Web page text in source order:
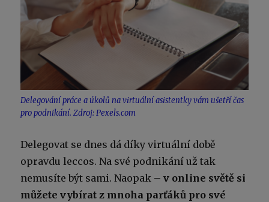
Delegování práce a úkolů na virtuální asistentky vám ušetří čas
pro podnikání. Zdroj: Pexels.com
Delegovat se dnes dá díky virtuální době
opravdu leccos. Na své podnikání už tak
nemusíte být sami. Naopak –v online světě si
můžete vybírat z mnoha parťáků pro své